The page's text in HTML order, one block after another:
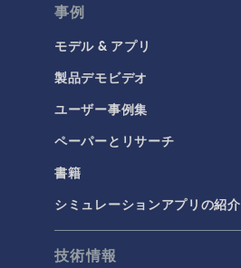
事例
モデル & アプリ
製品デモビデオ
ユーザー事例集
ペーパーとリサーチ
書籍
シミュレーションアプリの紹介
技術情報